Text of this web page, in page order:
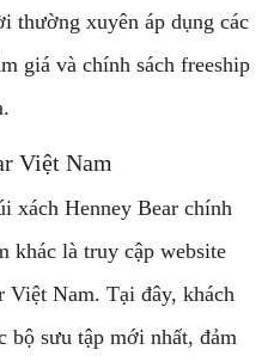
thường xuyên áp dụng các
giá và chính sách freeship
Việt Nam
xách Henney Bear chính
khác là truy cập website
Việt Nam. Tại đây, khách
bộ sưu tập mới nhất, đảm